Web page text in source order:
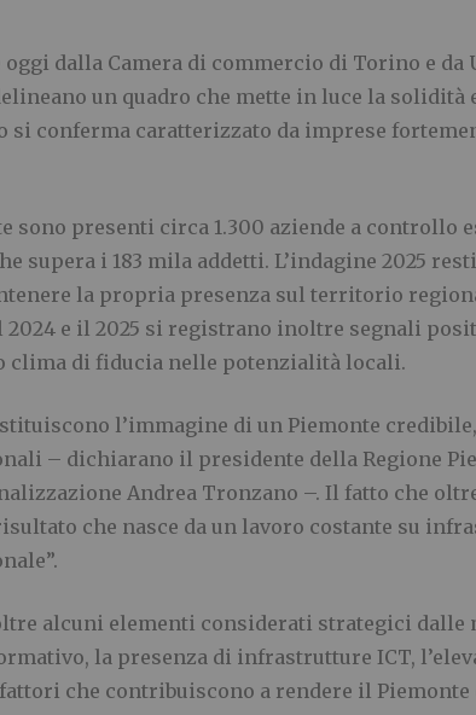
dalla Camera di commercio di Torino e
un quadro che mette in luce la
conferma caratterizzato da imprese
sono presenti circa 1.300 aziende a controllo
supera i 183 mila addetti. L’indagine 2025
la propria presenza sul territorio
e il 2025 si registrano inoltre segnali
clima di fiducia nelle potenzialità locali.
l’immagine di un Piemonte
– dichiarano il presidente della Regione
Andrea Tronzano –. Il fatto che
che nasce da un lavoro costante su
alcuni elementi considerati strategici
la presenza di infrastrutture ICT,
che contribuiscono a rendere il